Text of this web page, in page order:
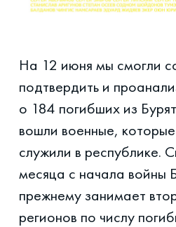
На 12 июня мы смогли
подтвердить и
о 184 погибших из
вошли военные,
служили в республике.
месяца с начала войны
прежнему занимает
регионов по числу